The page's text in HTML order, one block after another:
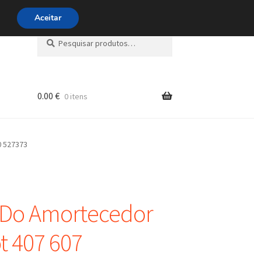
800 500 626 diariamente
Pesquisar
por:
Pesquisa
0.00 € 0 itens
Amortecedor
407 607
Aceitar